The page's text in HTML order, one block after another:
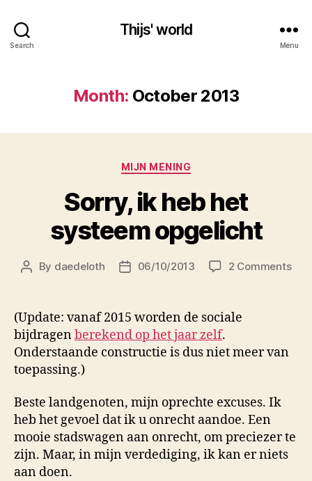
Search
Thijs' world
Menu
Month: October 2013
Categories
MIJN MENING
Sorry, ik heb het
systeem opgelicht
Post
By daedeloth
Post06/10/2013 2 Commentson
(Update: vanaf 2015 worden de sociale
bijdragenberekend op het jaar zelf.
Onderstaande constructie is dus niet meer van
toepassing.)
Beste landgenoten, mijn oprechte excuses. Ik
heb het gevoel dat ik u onrecht aandoe. Een
mooie stadswagen aan onrecht, om preciezer te
zijn. Maar, in mijn verdediging, ik kan er niets
aan doen.